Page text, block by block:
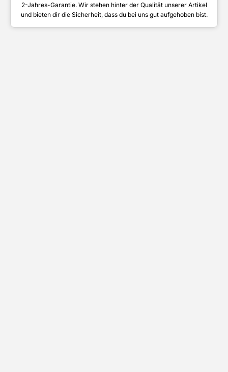
2-Jahres-Garantie. Wir stehen hinter der Qualität unserer Artikel
und bieten dir die Sicherheit, dass du bei uns gut aufgehoben bist.